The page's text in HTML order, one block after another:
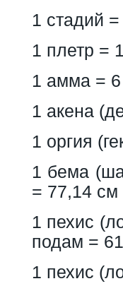
1 стадий
1 плетр =
1 амма =
1 акена
1 оргия
1 бема
= 77,14 см
1 пехис
подам =
1 пехис